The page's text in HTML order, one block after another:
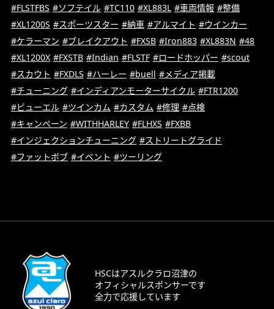
#FLSTFBS #ソフテイル #TC110 #XL883L #車両情報 #整備
#XL1200S #スポーツスター #納車 #アルマイト #ウインカー
#ケラーマン #ブレイクアウト #FXSB #Iron883 #XL883N #48
#XL1200X #FXSTB #Indian #FLSTF #ロードホッパー #scout
#スカウト #FXDLS #ハーレー #buell #メディア掲載
#チューニング #インディアンモーターサイクル #FTR1200
#ビューエル #ツインカム #カスタム #修理 #点検
#キャンペーン #WITHHARLEY #FLHXS #FXBB
#インジェクションチューニング #ストリートグライド
#ファットボブ #イベント #ツーリング
HSCはアスルクラロ沼津の
オフィシャルスポンサーです
全力で応援しています